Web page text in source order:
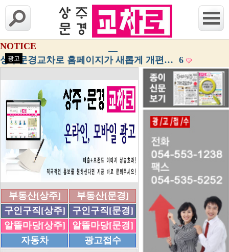
NOTICE
상주문경교차로 홈페이지가 새롭게 개편… 6
광고
부동산[상주]
부동산[문경]
구인구직[상주]
구인구직[문경]
알뜰마당[상주]
알뜰마당[문경]
자동차
광고접수